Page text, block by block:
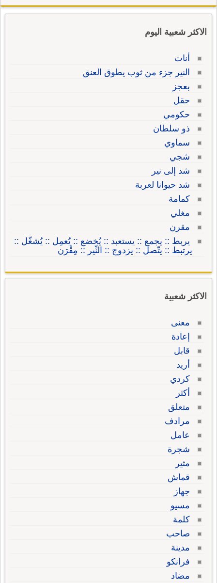
الاكثر شعبية اليوم
أنات
النير جزء من ثوب يطوق العنق
بعجز
حقل
حكومي
ذو سلطان
سماوي
شجي
شد إلى نير
شد حيوانا لعربة
كمامة
مغلي
مقرن
يربط :: يجمع :: يستعبد :: يُخضع :: يُعمِل :: يُشغّل ::
يرتبط :: يتّصل :: يزدوج :: النِّير :: مِقْرَن
الاكثر شعبية
معنى
إعادة
قابل
أريد
كردي
أكثر
متعلق
مرادف
عامل
شجرة
مثير
قماش
جهاز
مسيو
كلمة
صاحب
مدينة
فرانكو
مضاد